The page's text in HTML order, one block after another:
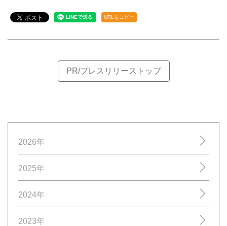
URLをコピー
PR/プレスリリーストップ
2026年
2025年
2024年
2023年